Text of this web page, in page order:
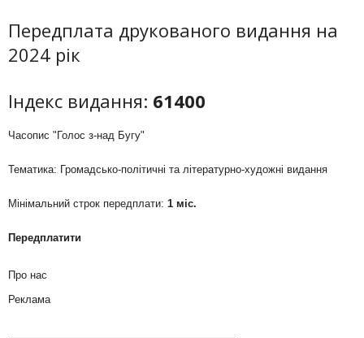
Передплата друкованого видання на
2024 рік
Індекс видання: 61400
Часопис "Голос з-над Бугу"
Тематика: Громадсько-політичні та літературно-художні видання
Мінімальний строк передплати: 1 міс.
Передплатити
Про нас
Реклама